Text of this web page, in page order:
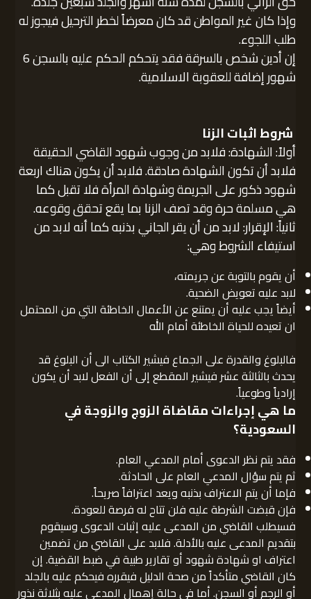
وإذا كان غير المواطن قد كان معرضاً لخطر الترحيل فيجوز له
طلب اللجوء.
إن أدين شخص بالسرقة فقد يتحكم الحكم عليه بالسجن 6
شهور إضافة للعقوبة الاسلامية.
شروط اثبات الزنا
أولاً: الشهادة: فلابد من وجوب شهود القاضي الحقيقة
فلابد أن تكون الشهادة صادقة. فلابد أن يكون هناك اربعة
شهود ذكور على الجريمة وشهادة المرأة فلا تقبل كما
هي مسلمة حرة وقد تصف الزنا بما يقع تحقق وقوعه.
ثانياً: الإقرار: لابد من أن يقر الجاني بذنبه كما أنه لابد من
استيفاء الشروط وهي:
أن يقوم بالتوبة عن جريمته،
لابد عليه تعويض الضحية.
أيضاً يجب عليه أن يمتنع عن الأعمال الخاطئة التي من المحتمل
ان تعيده للحياة الخاطئة أمام الله
فالبلوغ والقدرة على الجماع فيشير الكتاب الى أن البلوغ قد
يحدث بالثالثة عشر فيشير المقطع إلى أن الفعل لابد أن يكون
إرادياً وطوعياً.
ما هي إجراءات مقاضاة الزوج والزوجة في
السعودية؟
فقد يتم نظر الدعوى أمام المدعي العام.
ثم يتم سؤال المدعي العام على الحادثة.
فإما أن يتم الاعتراف بذنبه ويعد اعترافاً صريحاً.
فإن قبضت الشرطة عليه فلن تتاح له فرصة للعودة.
فسيطلب القاضي من المدعى عليه إثبات الدعوى وسيقوم
بتقديم المدعى عليه بالأدلة. فلابد على القاضي من تضمين
اعتراف او شهادة شهود أو تقارير طبية في ضبط القضية. إن
كان القاضي متأكداً من صحة الدليل فيقرره فيحكم عليه بالجلد
أو الرجم أو السجن. أما في حالة إهمال المدعى عليه بثلاثة نذور